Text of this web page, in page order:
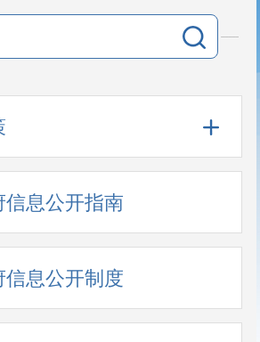
信息公开指南
信息公开制度